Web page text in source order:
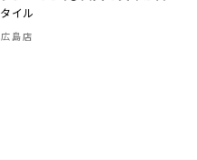
タイル
広島店